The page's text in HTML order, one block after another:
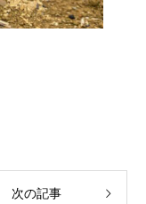
次の記事